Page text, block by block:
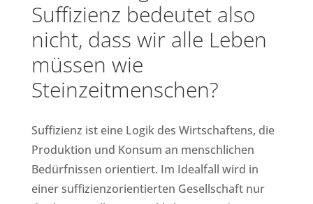
Suffizienz bedeutet also
nicht, dass wir alle Leben
müssen wie
Steinzeitmenschen?
Suffizienz ist eine Logik des Wirtschaftens, die
Produktion und Konsum an menschlichen
Bedürfnissen orientiert. Im Idealfall wird in
einer suffizienzorientierten Gesellschaft nur